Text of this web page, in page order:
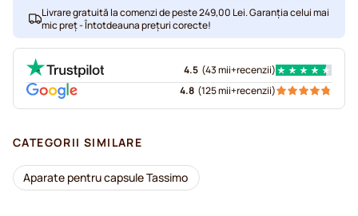
Livrare gratuită la comenzi de peste 249,00 Lei. Garanția celui mai
mic preț - Întotdeauna prețuri corecte!
4.5 (43 mii+recenzii)
4.8 (125 mii+recenzii)
CATEGORII SIMILARE
Aparate pentru capsule Tassimo